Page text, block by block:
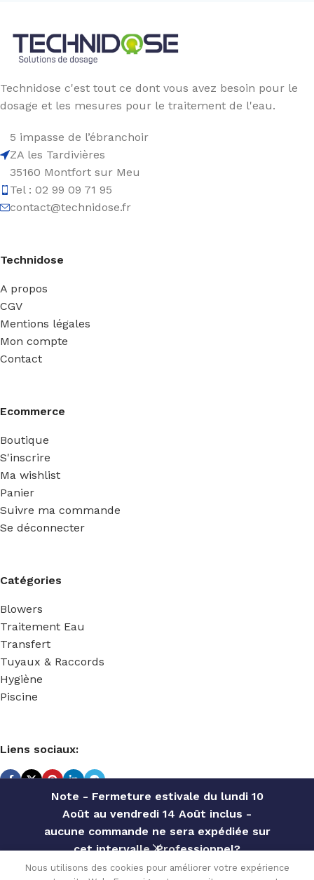
Note - Fermeture estivale du lundi 10
Août au vendredi 14 Août inclus -
aucune commande ne sera expédiée sur
cet intervalle. Professionnel?
Contactez notre service commercial
Technidose c'est tout ce dont vous avez besoin pour le
dosage et les mesures pour le traitement de l'eau.
5 impasse de l’ébranchoir
ZA les Tardivières
35160 Montfort sur Meu
Tel : 02 99 09 71 95
contact@technidose.fr
Technidose
A propos
CGV
Mentions légales
Mon compte
Contact
Ecommerce
Boutique
S'inscrire
Ma wishlist
Panier
Suivre ma commande
Se déconnecter
Catégories
Blowers
Traitement Eau
Transfert
Tuyaux & Raccords
Hygiène
Piscine
Liens sociaux:
TECHNIDOSE 2022 Réalisé parACS INFORMATIQUE
Nous utilisons des cookies pour améliorer votre expérience
PLOTS
ANTI-